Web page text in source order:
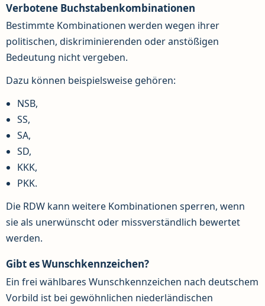
Verbotene Buchstabenkombinationen
Bestimmte Kombinationen werden wegen ihrer
politischen, diskriminierenden oder anstößigen
Bedeutung nicht vergeben.
Dazu können beispielsweise gehören:
NSB,
SS,
SA,
SD,
KKK,
PKK.
Die RDW kann weitere Kombinationen sperren, wenn
sie als unerwünscht oder missverständlich bewertet
werden.
Gibt es Wunschkennzeichen?
Ein frei wählbares Wunschkennzeichen nach deutschem
Vorbild ist bei gewöhnlichen niederländischen